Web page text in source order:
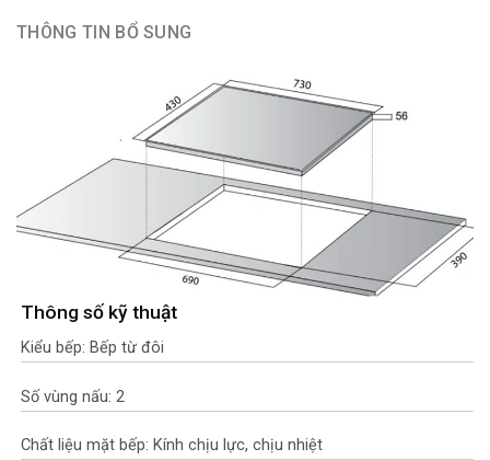
THÔNG TIN BỔ SUNG
Thông số kỹ thuật
Kiểu bếp: Bếp từ đôi
Số vùng nấu: 2
Chất liệu mặt bếp: Kính chịu lực, chịu nhiệt